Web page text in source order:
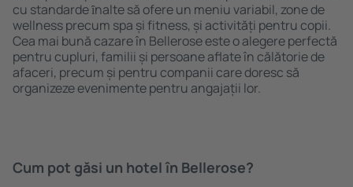
cu standarde ȋnalte să ofere un meniu variabil, zone de
wellness precum spa și fitness, și activități pentru copii.
Cea mai bună cazare în Bellerose este o alegere perfectă
pentru cupluri, familii și persoane aflate în călătorie de
afaceri, precum și pentru companii care doresc să
organizeze evenimente pentru angajații lor.
Cum pot găsi un hotel în Bellerose?